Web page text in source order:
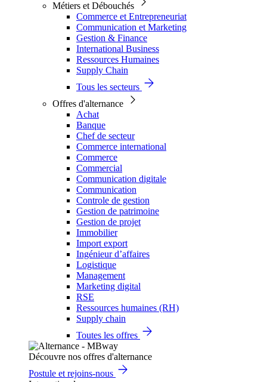
Métiers et Débouchés
Commerce et Entrepreneuriat
Communication et Marketing
Gestion & Finance
International Business
Ressources Humaines
Supply Chain
Tous les secteurs
Offres d'alternance
Achat
Banque
Chef de secteur
Commerce international
Commerce
Commercial
Communication digitale
Communication
Controle de gestion
Gestion de patrimoine
Gestion de projet
Immobilier
Import export
Ingénieur d’affaires
Logistique
Management
Marketing digital
RSE
Ressources humaines (RH)
Supply chain
Toutes les offres
Découvre nos offres d'alternance
Postule et rejoins-nous